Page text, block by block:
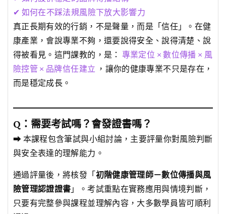
✔ 如何在不踩法規風險下放大影響力
真正長期有效的行銷，不是聲量，而是「信任」。在健
康產業，會說專業不夠，還要說得安全、說得清楚、說
得被看見。這門課教的，是： 專業定位 × 數位傳播 × 風
險控管 × 品牌信任建立 ，讓你的健康專業不只是存在，
而是穩定成長。
Q：需要考試嗎？會發證書嗎？
➡ 本課程包含筆試與小組討論，主要評量你對風險判斷
與安全表達的理解能力。
通過評量後，將核發「初階健康管理師－數位傳播與風
險管理認證證書 」。考試重點在實務應用與情境判斷，
只要有完整參與課程並理解內容，大多數學員皆可順利